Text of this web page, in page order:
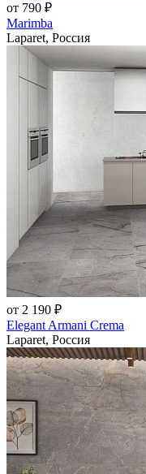
от 790 ₽
Marimba
Laparet, Россия
от 2 190 ₽
Elegant Armani Crema
Laparet, Россия